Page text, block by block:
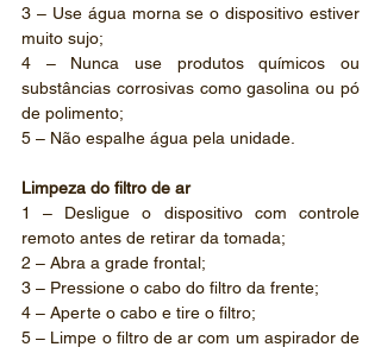
3 – Use água morna se o dispositivo estiver
muito sujo;
4 – Nunca use produtos químicos ou
substâncias corrosivas como gasolina ou pó
de polimento;
5 – Não espalhe água pela unidade.
Limpeza do filtro de ar
1 – Desligue o dispositivo com controle
remoto antes de retirar da tomada;
2 – Abra a grade frontal;
3 – Pressione o cabo do filtro da frente;
4 – Aperte o cabo e tire o filtro;
5 – Limpe o filtro de ar com um aspirador de